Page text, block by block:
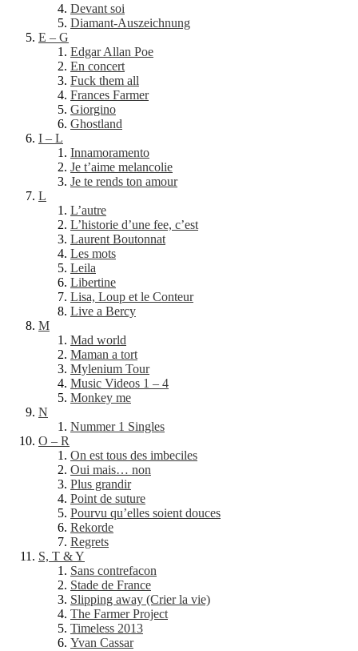
Devant soi
Diamant-Auszeichnung
E – G
Edgar Allan Poe
En concert
Fuck them all
Frances Farmer
Giorgino
Ghostland
I – L
Innamoramento
Je t’aime melancolie
Je te rends ton amour
L
L’autre
L’historie d’une fee, c’est
Laurent Boutonnat
Les mots
Leila
Libertine
Lisa, Loup et le Conteur
Live a Bercy
M
Mad world
Maman a tort
Mylenium Tour
Music Videos 1 – 4
Monkey me
N
Nummer 1 Singles
O – R
On est tous des imbeciles
Oui mais… non
Plus grandir
Point de suture
Pourvu qu’elles soient douces
Rekorde
Regrets
S, T & Y
Sans contrefacon
Stade de France
Slipping away (Crier la vie)
The Farmer Project
Timeless 2013
Yvan Cassar